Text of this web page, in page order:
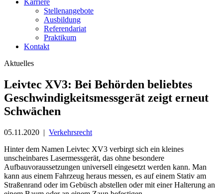
Karriere
Stellenangebote
Ausbildung
Referendariat
Praktikum
Kontakt
Aktuelles
Leivtec XV3: Bei Behörden beliebtes
Geschwindigkeitsmessgerät zeigt erneut
Schwächen
05.11.2020 | Verkehrsrecht
Hinter dem Namen Leivtec XV3 verbirgt sich ein kleines
unscheinbares Lasermessgerät, das ohne besondere
Aufbauvoraussetzungen universell eingesetzt werden kann. Man
kann aus einem Fahrzeug heraus messen, es auf einem Stativ am
Straßenrand oder im Gebüsch abstellen oder mit einer Halterung an